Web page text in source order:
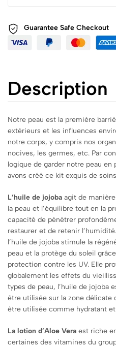
Guarantee Safe Checkout
Description
Notre peau est la première
extérieurs et les influences
notre corps, y compris nos
nocives, les germes, etc. Par
logique de garder notre peau
avons créé ce kit exquis de
L’huile de jojoba agit de
la peau et l’équilibre tout en la
capacité de pénétrer
restaurer et de retenir
l’huile de jojoba stimule la
peau et la protège du soleil
protection contre les UV. Elle
globalement les effets du
types de peau, l’huile de jojoba
être utilisée sur la zone délicate
être utilisée comme hydratant
La lotion d’Aloe Vera est riche
certaines des vitamines du